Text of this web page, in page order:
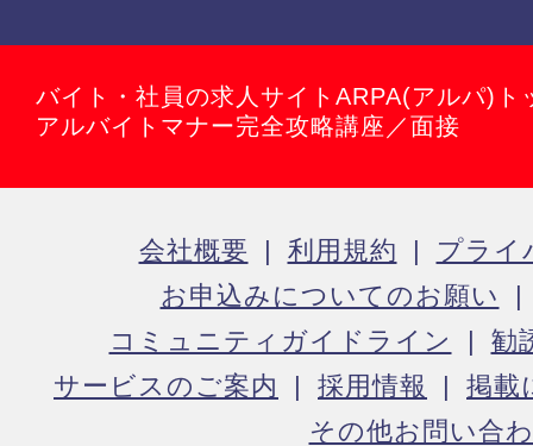
バイト・社員の求人サイトARPA(アルパ)ト
アルバイトマナー完全攻略講座／面接
会社概要 利用規約
プライ
お申込みについてのお願い
コミュニティガイドライン
勧
サービスのご案内
採用情報
掲載
その他お問い合